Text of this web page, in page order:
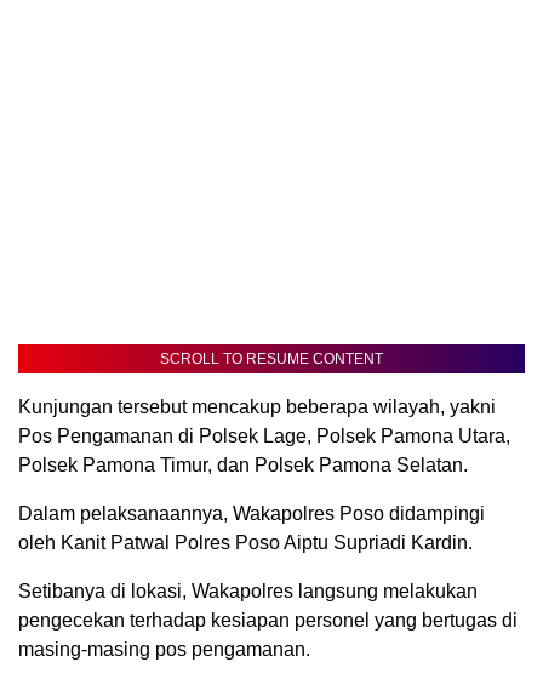
SCROLL TO RESUME CONTENT
Kunjungan tersebut mencakup beberapa wilayah, yakni
Pos Pengamanan di Polsek Lage, Polsek Pamona Utara,
Polsek Pamona Timur, dan Polsek Pamona Selatan.
Dalam pelaksanaannya, Wakapolres Poso didampingi
oleh Kanit Patwal Polres Poso Aiptu Supriadi Kardin.
Setibanya di lokasi, Wakapolres langsung melakukan
pengecekan terhadap kesiapan personel yang bertugas di
masing-masing pos pengamanan.